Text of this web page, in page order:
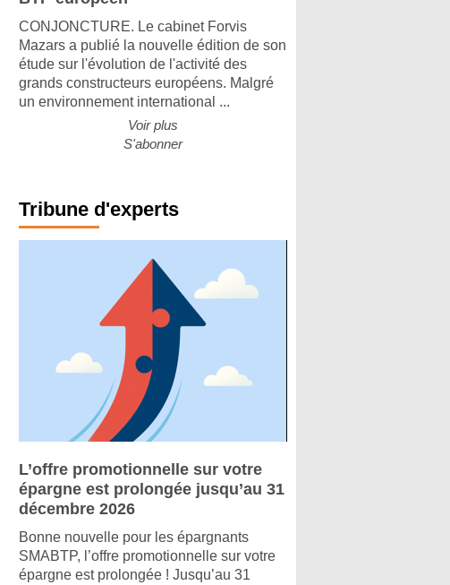
CONJONCTURE. Le cabinet Forvis
Mazars a publié la nouvelle édition de son
étude sur l'évolution de l'activité des
grands constructeurs européens. Malgré
un environnement international ...
Voir plus
S'abonner
Tribune d'experts
L’offre promotionnelle sur votre
épargne est prolongée jusqu’au 31
décembre 2026
Bonne nouvelle pour les épargnants
SMABTP, l’offre promotionnelle sur votre
épargne est prolongée ! Jusqu’au 31